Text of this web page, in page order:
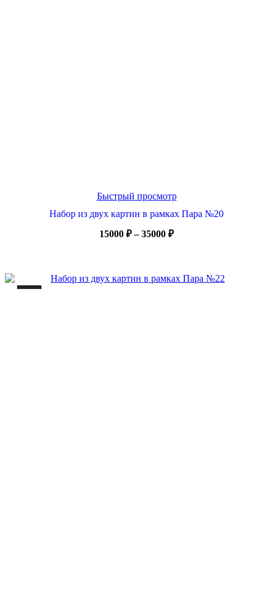
Быстрый просмотр
Набор из двух картин в рамках Пара №20
15000 ₽ – 35000 ₽Диапазон
35000 ₽